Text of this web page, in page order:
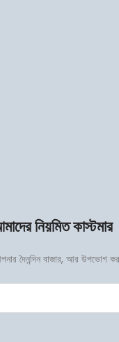
নিয়মিত কাস্টমার
দৈনন্দিন বাজার, আর উপভোগ